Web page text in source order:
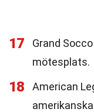
17
Grand
mötesplats.
18
American